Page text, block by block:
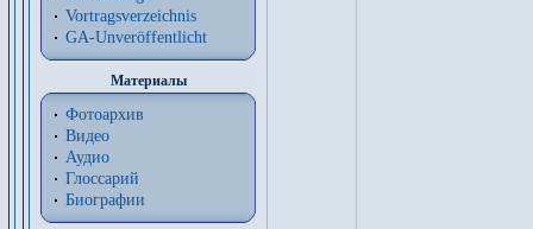
Vortragsverzeichnis
GA-Unveröffentlicht
Материалы
Фотоархив
Видео
Аудио
Глоссарий
Биографии